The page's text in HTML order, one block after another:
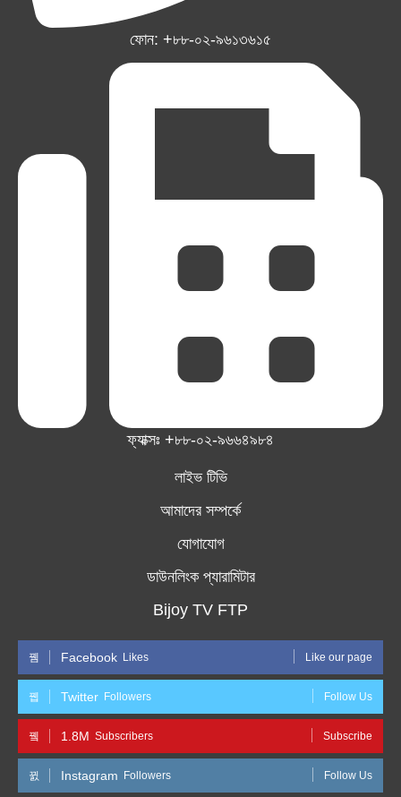
ফোন: +৮৮-০২-৯৬১৩৬১৫
ফ্যাক্সঃ +৮৮-০২-৯৬৬৪৯৮৪
লাইভ টিভি
আমাদের সম্পর্কে
যোগাযোগ
ডাউনলিংক প্যারামিটার
Bijoy TV FTP
Facebook Likes Like our page
Twitter Followers Follow Us
1.8M Subscribers Subscribe
Instagram Followers Follow Us